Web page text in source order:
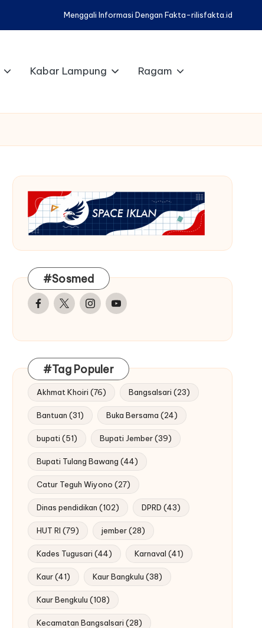
Menggali Informasi Dengan Fakta-rilisfakta.id
Kabar Lampung Ragam
#Sosmed
Facebook
TwitterInstagram
Youtube
#Tag Populer
Akhmat Khoiri (76) Bangsalsari (23)
Bantuan (31) Buka Bersama (24)
bupati (51) Bupati Jember(39)
Bupati Tulang Bawang (44)
Catur Teguh Wiyono (27)
Dinas pendidikan (102) DPRD (43)
HUT RI (79) jember(28)
Kades Tugusari (44) Karnaval (41)
Kaur(41) Kaur Bangkulu (38)
Kaur Bengkulu (108)
Kecamatan Bangsalsari (28)